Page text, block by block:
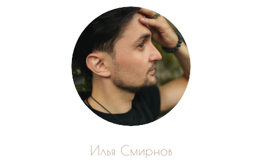
Илья Смирнов